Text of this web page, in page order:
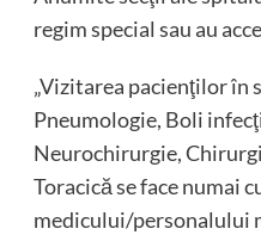
regim special sau au
„Vizitarea pacienţilor în
Pneumologie, Boli
Neurochirurgie,
Toracică se face numai
medicului/personalului